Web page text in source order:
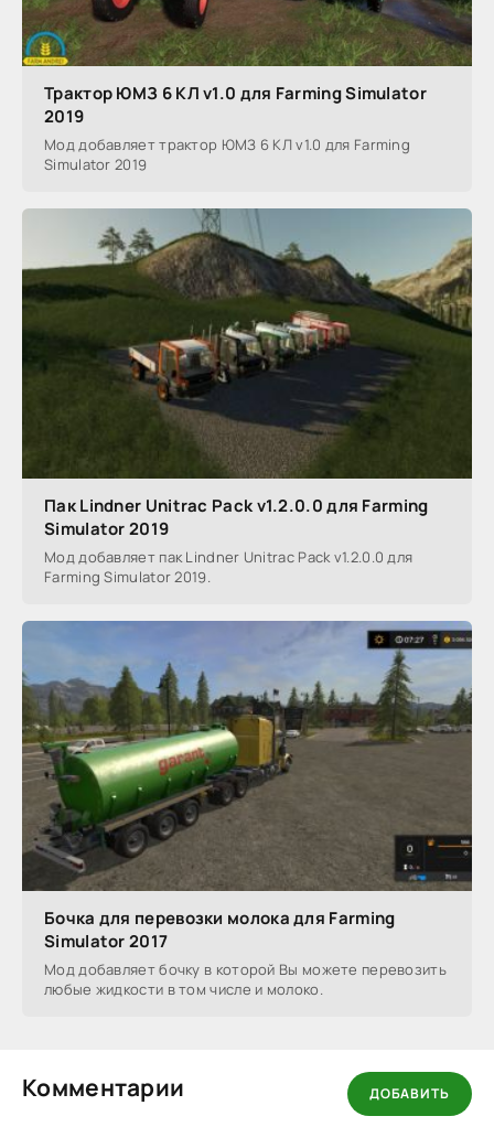
Трактор ЮМЗ 6 КЛ v1.0 для Farming Simulator
2019
Мод добавляет трактор ЮМЗ 6 КЛ v1.0 для Farming
Simulator 2019
Пак Lindner Unitrac Pack v1.2.0.0 для Farming
Simulator 2019
Мод добавляет пак Lindner Unitrac Pack v1.2.0.0 для
Farming Simulator 2019.
Бочка для перевозки молока для Farming
Simulator 2017
Мод добавляет бочку в которой Вы можете перевозить
любые жидкости в том числе и молоко.
Комментарии ДОБАВИТЬ